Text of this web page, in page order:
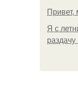
Привет,
Я с
раздачу